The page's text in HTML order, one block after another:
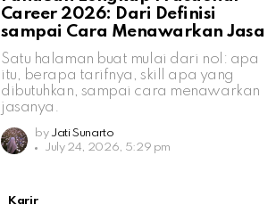
Career 2026: Dari Definisi
sampai Cara Menawarkan Jasa
Satu halaman buat mulai dari nol: apa
itu, berapa tarifnya, skill apa yang
dibutuhkan, sampai cara menawarkan
jasanya.
by Jati Sunarto
July 24, 2026, 5:29 pm
Karir